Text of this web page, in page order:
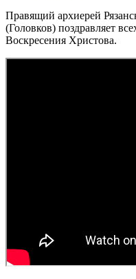
Правящий архиерей
(Головков) поздравляет
Воскресения Христова.